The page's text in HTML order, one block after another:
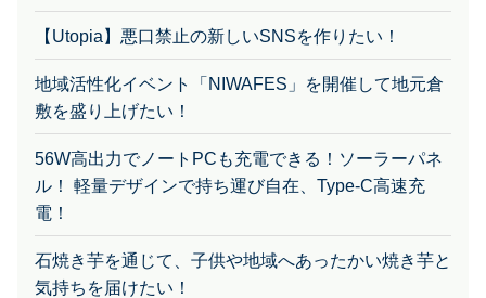
【Utopia】悪口禁止の新しいSNSを作りたい！
地域活性化イベント「NIWAFES」を開催して地元倉
敷を盛り上げたい！
56W高出力でノートPCも充電できる！ソーラーパネ
ル！ 軽量デザインで持ち運び自在、Type-C高速充
電！
石焼き芋を通じて、子供や地域へあったかい焼き芋と
気持ちを届けたい！